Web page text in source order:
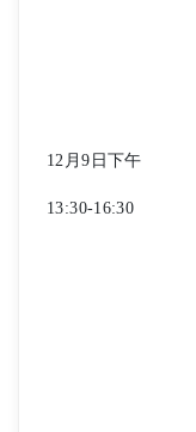
12月9日下午
13:30-16:30